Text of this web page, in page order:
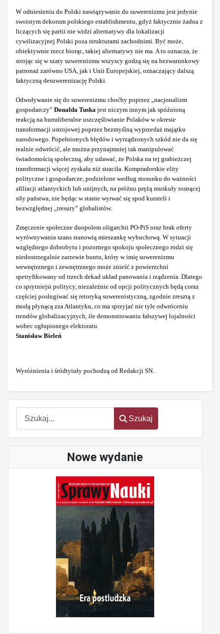
Szukaj
Szukaj
Nowe wydanie
W odniesieniu do Polski nawiązywanie do suwerenizmu jest jedynie
swoistym dekorum polskiego establishmentu, gdyż faktycznie żadna z
liczących się partii nie widzi alternatywy dla lokalizacji
cywilizacyjnej Polski poza strukturami zachodnimi. Być może,
obiektywnie rzecz biorąc, takiej alternatywy nie ma. A to oznacza, że
strojąc się w szaty suwerenizmu wszyscy godzą się na bezwarunkowy
patronaż zarówno USA, jak i Unii Europejskiej, oznaczający dalszą
faktyczną desuwerenizację Polski.
Odwoływanie się do suwerenizmu choćby poprzez „nacjonalizm
gospodarczy” Donalda Tuska jest niczym innym jak spóźnioną
reakcją na hurraliberalne uszczęśliwianie Polaków w okresie
transformacji ustrojowej poprzez bezmyślną wyprzedaż majątku
narodowego. Popełnionych błędów i wyrządzonych szkód nie da się
realnie odwrócić, ale można przynajmniej tak manipulować
świadomością społeczną, aby udawać, że Polska na tej grabieżczej
transformacji więcej zyskała niż straciła. Kompradorskie elity
polityczne i gospodarcze, podzielone według stosunku do ważności
afiliacji atlantyckich lub unijnych, na próżno prężą muskuły rosnącej
siły państwa, nie będąc w stanie wyrwać się spod kurateli i
bezwzględnej „tresury” globalistów.
Zmęczenie społeczne duopolem oligarchii PO-PiS oraz brak oferty
wyrównywania szans stanowią mieszankę wybuchową. W sytuacji
względnego dobrobytu i pozornego spokoju społecznego rodzi się
niedostrzegalnie zarzewie buntu, który w imię suwerenizmu
wewnętrznego i zewnętrznego może znieść z powierzchni
spetryfikowany od trzech dekad układ panowania i rządzenia. Dlatego
co sprytniejsi politycy, niezależnie od opcji politycznych będą coraz
częściej posługiwać się retoryką suwerenistyczną, zgodnie zresztą z
modą płynącą zza Atlantyku, co ma sprzyjać nie tyle odwróceniu
trendów globalizacyjnych, ile demonstrowaniu fałszywej lojalności
wobec ogłupionego elektoratu.
Stanisław Bieleń
Wyróżnienia i śródtytuły pochodzą od Redakcji SN.